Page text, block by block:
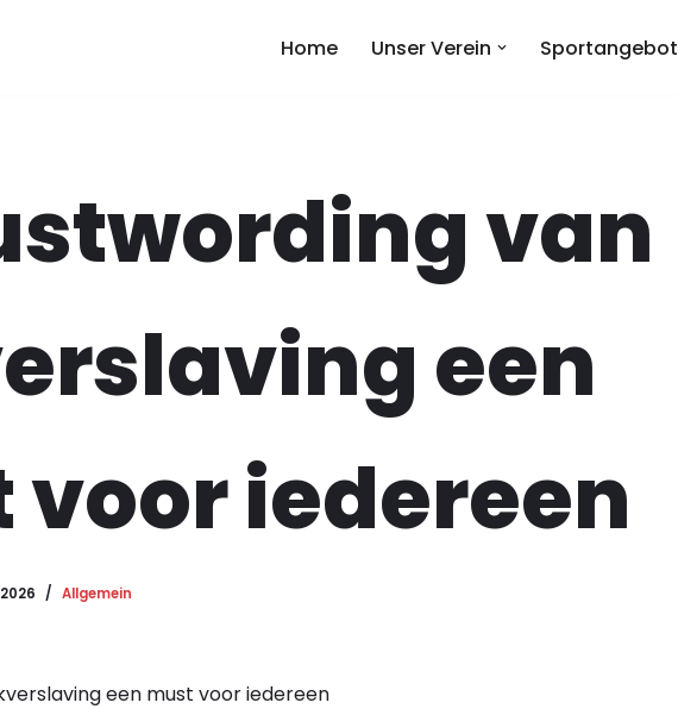
Home Unser Verein Sportangebot
van
een
voor iedereen
Allgemein
een must voor iedereen